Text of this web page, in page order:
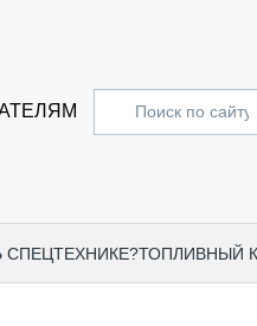
СПЕЦТЕХНИКЕ?ТОПЛИВНЫЙ